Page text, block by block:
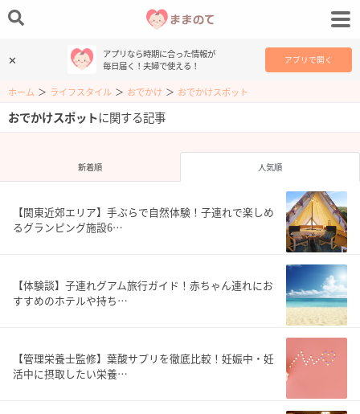
✕
アプリなら時期に合った情報が
毎日届く！夫婦で使える！
アプリで開く
ホーム ＞ ライフスタイル ＞ おでかけ ＞ おでかけスポット
おでかけスポットに関する記事
新着順 人気順
【関東近郊エリア】手ぶらで自然体験！子連れで楽しめ
るグランピング施設6…
【体験談】子連れグアム旅行ガイド！赤ちゃん連れにお
すすめのホテルや持ち…
【管理栄養士監修】葉酸サプリを徹底比較！妊娠中・妊
活中に摂取したい栄養…